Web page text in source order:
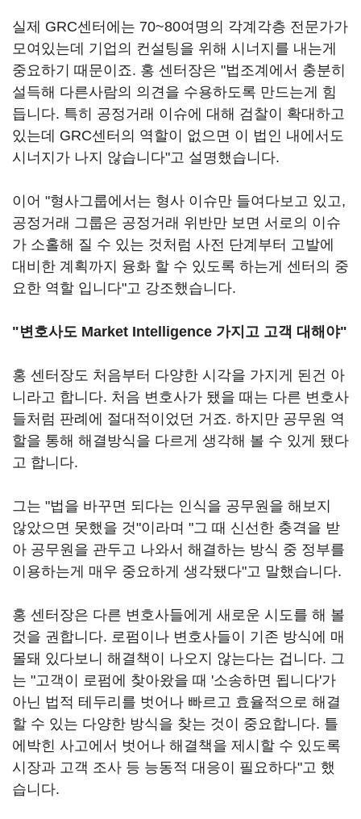
실제 GRC센터에는 70~80여명의 각계각층 전문가가
모여있는데 기업의 컨설팅을 위해 시너지를 내는게
중요하기 때문이죠. 홍 센터장은 "법조계에서 충분히
설득해 다른사람의 의견을 수용하도록 만드는게 힘
듭니다. 특히 공정거래 이슈에 대해 검찰이 확대하고
있는데 GRC센터의 역할이 없으면 이 법인 내에서도
시너지가 나지 않습니다"고 설명했습니다.
이어 "형사그룹에서는 형사 이슈만 들여다보고 있고,
공정거래 그룹은 공정거래 위반만 보면 서로의 이슈
가 소홀해 질 수 있는 것처럼 사전 단계부터 고발에
대비한 계획까지 융화 할 수 있도록 하는게 센터의 중
요한 역할 입니다"고 강조했습니다.
"변호사도 Market Intelligence 가지고 고객 대해야"
홍 센터장도 처음부터 다양한 시각을 가지게 된건 아
니라고 합니다. 처음 변호사가 됐을 때는 다른 변호사
들처럼 판례에 절대적이었던 거죠. 하지만 공무원 역
할을 통해 해결방식을 다르게 생각해 볼 수 있게 됐다
고 합니다.
그는 "법을 바꾸면 되다는 인식을 공무원을 해보지
않았으면 못했을 것"이라며 "그 때 신선한 충격을 받
아 공무원을 관두고 나와서 해결하는 방식 중 정부를
이용하는게 매우 중요하게 생각됐다"고 말했습니다.
홍 센터장은 다른 변호사들에게 새로운 시도를 해 볼
것을 권합니다. 로펌이나 변호사들이 기존 방식에 매
몰돼 있다보니 해결책이 나오지 않는다는 겁니다. 그
는 "고객이 로펌에 찾아왔을 때 '소송하면 됩니다'가
아닌 법적 테두리를 벗어나 빠르고 효율적으로 해결
할 수 있는 다양한 방식을 찾는 것이 중요합니다. 틀
에박힌 사고에서 벗어나 해결책을 제시할 수 있도록
시장과 고객 조사 등 능동적 대응이 필요하다"고 했
습니다.